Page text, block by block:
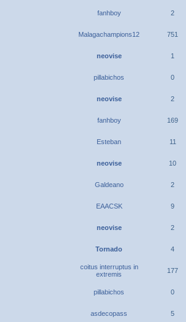
fanhboy 2
Malagachampions12 751
neovise 1
pillabichos 0
neovise 2
fanhboy 169
Esteban 11
neovise 10
Galdeano 2
EAACSK 9
neovise 2
Tornado 4
coitus interruptus in
extremis
177
pillabichos 0
asdecopass 5